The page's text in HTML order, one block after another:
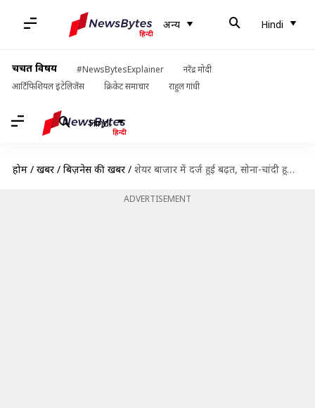
अन्य Hindi
चर्चित विषय #NewsBytesExplainer
नरेंद्र मोदी
आर्टिफिशियल इंटेलिजेंस
क्रिकेट समाचार राहुल गांधी
Hindi
होम / खबरें / बिज़नेस की खबरें / शेयर बाजार में दर्ज हुई बढ़त, सोना-चांदी हुआ महंगा
ADVERTISEMENT